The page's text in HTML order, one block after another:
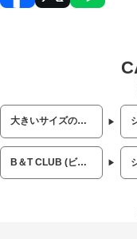
大きいサイズのメンズ服
B＆T CLUB (ビーアンドティークラブ)